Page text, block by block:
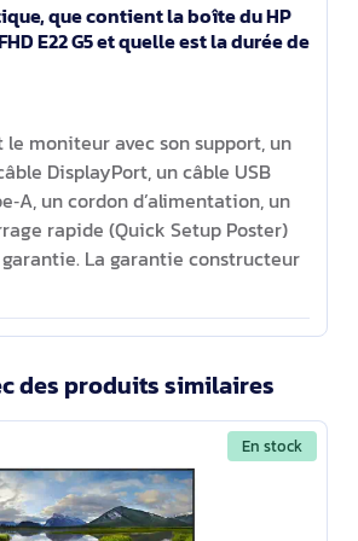
que contient la boîte du HP
E22 G5 et quelle est la durée de
moniteur avec son support, un
DisplayPort, un câble USB
un cordon d’alimentation, un
rapide (Quick Setup Poster)
La garantie constructeur
des produits similaires
En stock